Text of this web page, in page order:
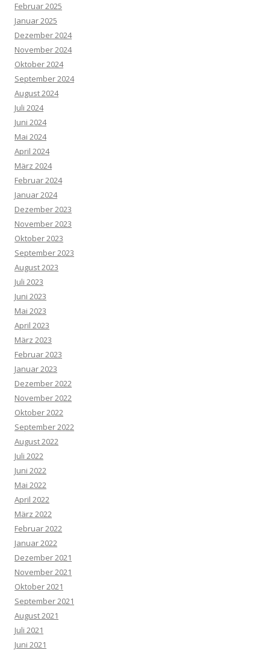
Februar 2025
Januar 2025
Dezember 2024
November 2024
Oktober 2024
September 2024
August 2024
Juli 2024
Juni 2024
Mai 2024
April 2024
März 2024
Februar 2024
Januar 2024
Dezember 2023
November 2023
Oktober 2023
September 2023
August 2023
Juli 2023
Juni 2023
Mai 2023
April 2023
März 2023
Februar 2023
Januar 2023
Dezember 2022
November 2022
Oktober 2022
September 2022
August 2022
Juli 2022
Juni 2022
Mai 2022
April 2022
März 2022
Februar 2022
Januar 2022
Dezember 2021
November 2021
Oktober 2021
September 2021
August 2021
Juli 2021
Juni 2021